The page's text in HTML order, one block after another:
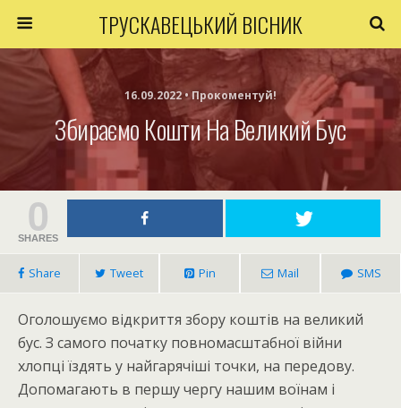
ТРУСКАВЕЦЬКИЙ ВІСНИК
16.09.2022 • Прокоментуй!
Збираємо Кошти На Великий Бус
0
SHARES
Share Tweet Pin Mail SMS
Оголошуємо відкриття збору коштів на великий
бус. З самого початку повномасштабної війни
хлопці їздять у найгарячіші точки, на передову.
Допомагають в першу чергу нашим воїнам і